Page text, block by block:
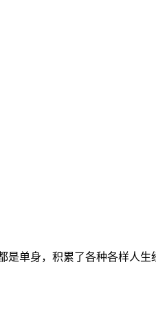
单身，积累了各种各样人